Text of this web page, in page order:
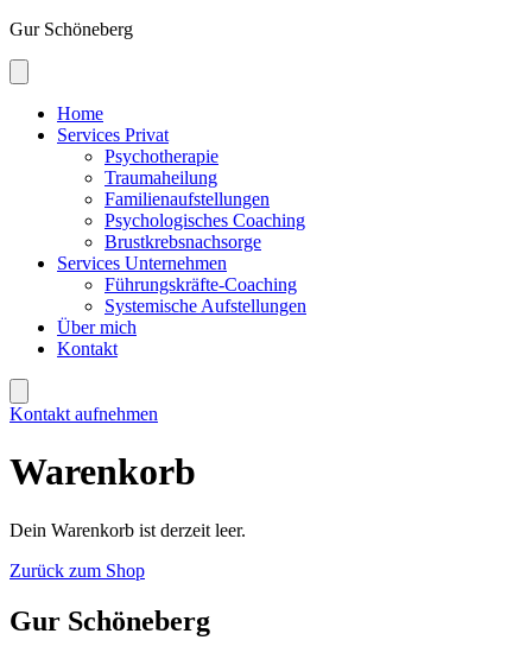
Gur Schöneberg
Home
Services Privat
Psychotherapie
Traumaheilung
Familienaufstellungen
Psychologisches Coaching
Brustkrebsnachsorge
Services Unternehmen
Führungskräfte-Coaching
Systemische Aufstellungen
Über mich
Kontakt
Kontakt aufnehmen
Warenkorb
Dein Warenkorb ist derzeit leer.
Zurück zum Shop
Gur Schöneberg